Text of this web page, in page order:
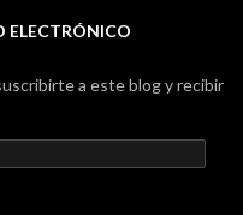
ELECTRÓNICO
a este blog y recibir